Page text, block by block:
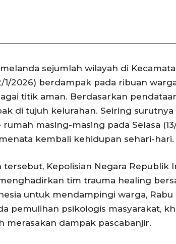
sejumlah wilayah di
1/2026) berdampak pada ribuan
titik aman. Berdasarkan
di tujuh kelurahan. Seiring surutnya
masing-masing pada Selasa
kembali kehidupan sehari-hari.
Kepolisian Negara Republik
tim trauma healing
untuk mendampingi warga, Rabu
pemulihan psikologis masyarakat,
merasakan dampak pascabanjir.